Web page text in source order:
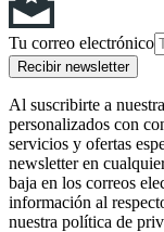
Tu correo electrónico
Recibir newsletter
Al suscribirte a
personalizados con
servicios y ofertas
newsletter en
baja en los correos
información al
nuestra política de